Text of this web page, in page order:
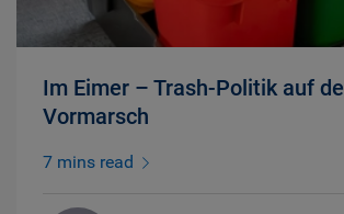
Im Eimer – Trash-Politik auf
Vormarsch
7 mins read